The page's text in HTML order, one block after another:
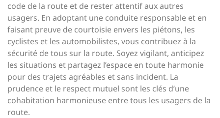
code de la route et de rester attentif aux autres
usagers. En adoptant une conduite responsable et en
faisant preuve de courtoisie envers les piétons, les
cyclistes et les automobilistes, vous contribuez à la
sécurité de tous sur la route. Soyez vigilant, anticipez
les situations et partagez l’espace en toute harmonie
pour des trajets agréables et sans incident. La
prudence et le respect mutuel sont les clés d’une
cohabitation harmonieuse entre tous les usagers de la
route.